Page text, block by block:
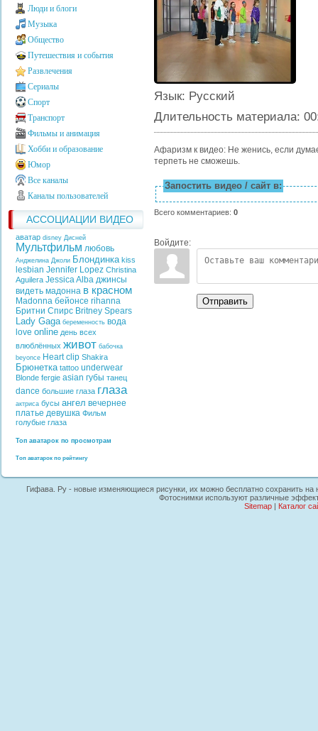
Люди и блоги
Музыка
Общество
Путешествия и события
Развлечения
Сериалы
Спорт
Транспорт
Фильмы и анимация
Хобби и образование
Юмор
Все каналы
Каналы пользователей
АССОЦИАЦИИ ВИДЕО
аватар disney Дисней
Мультфильм любовь
Анджелина Джоли Блондинка kiss
lesbian Jennifer Lopez Christina
Aguilera Jessica Alba джинсы
видеть мадонна в красном
Madonna бейонсе rihanna
Бритни Спирс Britney Spears
Lady Gaga беременность вода
love online день всех
влюблённых живот бабочка
beyonce Heart clip Shakira
Брюнетка tattoo underwear
Blonde fergie asian губы танец
dance большие глаза глаза
актриса бусы ангел вечернее
платье девушка Фильм
голубые глаза
Топ аватарок по просмотрам
Топ аватарок по рейтингу
Язык: Русский
Длительность материала:
Афаризм к видео: Не женись, если
терпеть не сможешь.
Запостить видео / сайт в:
Всего комментариев: 0
Войдите:
Отправить
Гифава. Ру - новые изменяющиеся рисунки, их можно бесплатно сохранить на
Фотоснимки используют различные
Sitemap| Каталог